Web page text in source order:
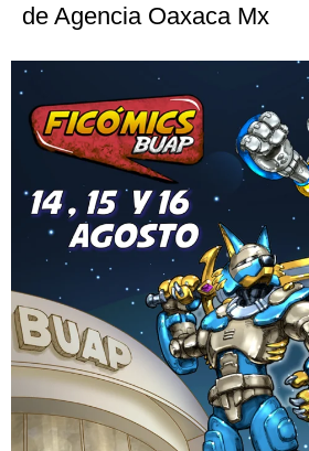
de Agencia Oaxaca Mx